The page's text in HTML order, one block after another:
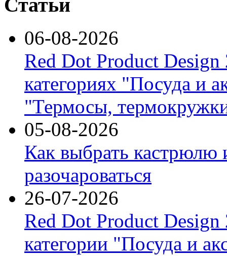
Статьи
06-08-2026
Red Dot Product Design
категориях "Посуда и
"Термосы,
05-08-2026
Как выбрать кастрюлю
разочароваться
26-07-2026
Red Dot Product Design
категории "Посуда и